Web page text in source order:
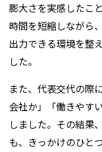
膨大さを実感したこ
時間を短縮しながら
出力できる環境を整
した。
また、代表交代の際
会社か」「働きやす
しました。その結果
も、きっかけのひと